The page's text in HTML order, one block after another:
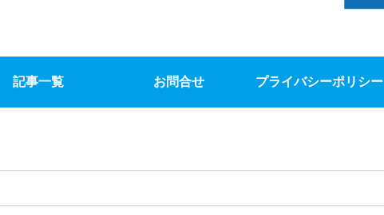
記事一覧 お問合せ プライバシーポリシー